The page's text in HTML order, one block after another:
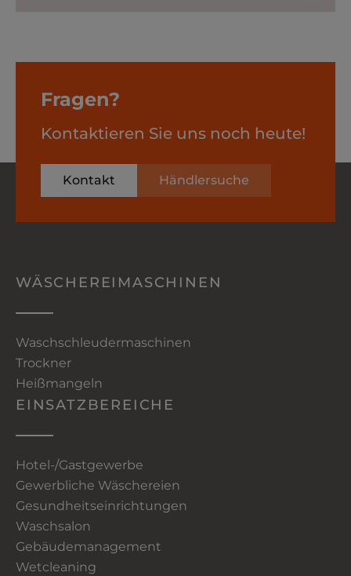
Fragen?
Kontaktieren Sie uns noch heute!
Kontakt Händlersuche
WÄSCHEREIMASCHINEN
Waschschleudermaschinen
Trockner
Heißmangeln
EINSATZBEREICHE
Hotel-/Gastgewerbe
Gewerbliche Wäschereien
Gesundheitseinrichtungen
Waschsalon
Gebäudemanagement
Wetcleaning